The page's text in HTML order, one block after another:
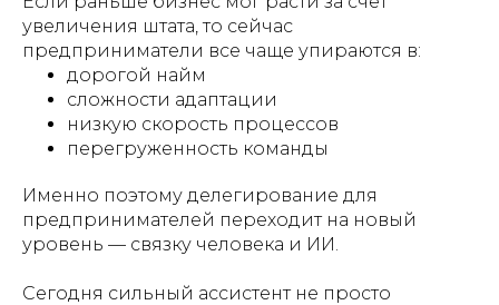
увеличения штата, то сейчас
предприниматели все чаще упираются в:
дорогой найм
сложности адаптации
низкую скорость процессов
перегруженность команды
Именно поэтому делегирование для
предпринимателей переходит на новый
уровень — связку человека и ИИ.
Сегодня сильный ассистент не просто